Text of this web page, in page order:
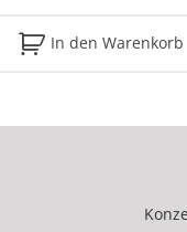
In den Warenkorb